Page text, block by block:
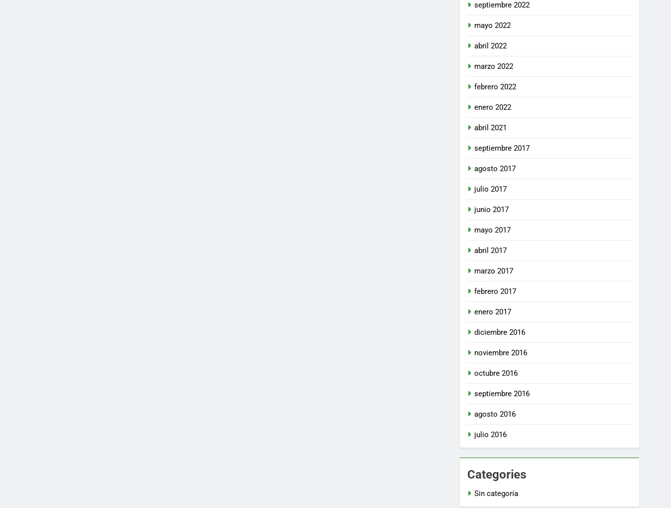
septiembre 2022
mayo 2022
abril 2022
marzo 2022
febrero 2022
enero 2022
abril 2021
septiembre 2017
agosto 2017
julio 2017
junio 2017
mayo 2017
abril 2017
marzo 2017
febrero 2017
enero 2017
diciembre 2016
noviembre 2016
octubre 2016
septiembre 2016
agosto 2016
julio 2016
Categories
Sin categoría